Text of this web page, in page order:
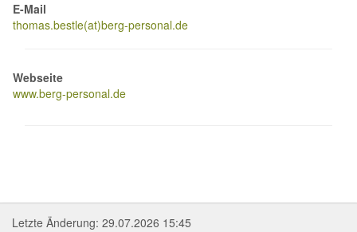
E-Mail
thomas.bestle(at)berg-personal.de
Webseite
www.berg-personal.de
Letzte Änderung: 29.07.2026 15:45